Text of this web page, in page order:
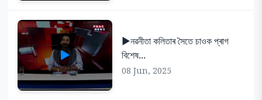
▶️নৱনীতা কলিতাৰ সৈতে চাওক প্ৰাগ
বিশেষ...
08 Jun, 2025